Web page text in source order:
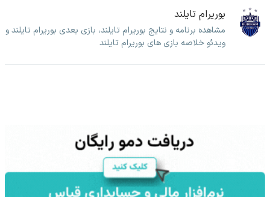
بوریرام تایلند
مشاهده برنامه و نتایج بوریرام تایلند، بازی بعدی بوریرام تایلند و
ویدئو خلاصه بازی های بوریرام تایلند